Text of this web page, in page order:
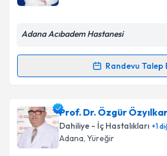
Kişisel verilerimin
Takvim Talebini
Adana Acıbadem Hastanesi
Randevu Talep
Randevu Takvimi Talebi
Uzm. Dr. Gamze Uçar için
oluşturun. Size bu uzmandan
takvim hazırlandığında e-posta
Prof. Dr. Özgür
Dahiliye - İç Hastalıkları +1
Adana, Yüreğir